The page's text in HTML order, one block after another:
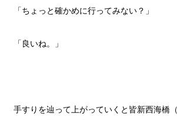
「ちょっと確かめに行ってみない？」
「良いね。」
手すりを辿って上がっていくと皆新西海橋